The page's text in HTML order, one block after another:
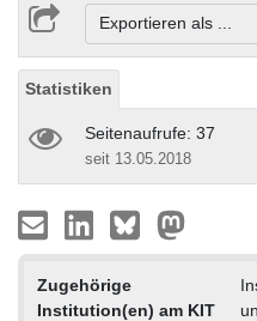
Exportieren als ...
Statistiken
Seitenaufrufe: 37
seit 13.05.2018
Zugehörige
Institution(en) am KIT